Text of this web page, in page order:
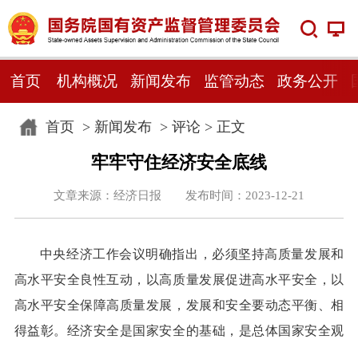
首页 机构概况 新闻发布 监管动态 政务公开
首页> 新闻发布> 评论 > 正文
牢牢守住经济安全底线
文章来源：经济日报 发布时间：2023-12-21
中央经济工作会议明确指出，必须坚持高质量发展和
高水平安全良性互动，以高质量发展促进高水平安全，以
高水平安全保障高质量发展，发展和安全要动态平衡、相
得益彰。经济安全是国家安全的基础，是总体国家安全观